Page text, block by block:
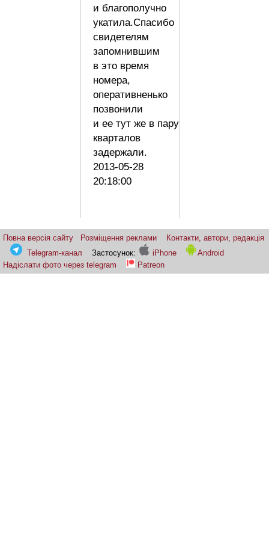
и благополучно
укатила.Спасибо
свидетелям
запомнившим
в это время
номера,
оперативненько
позвонили
и ее тут же в пару
кварталов
задержали.
2013-05-28
20:18:00
Повна версія сайту Розміщення реклами
Контакти, автори, редакція
Telegram-канал
Застосунок: iPhone
Android
Надіслати фото через telegram
Patreon